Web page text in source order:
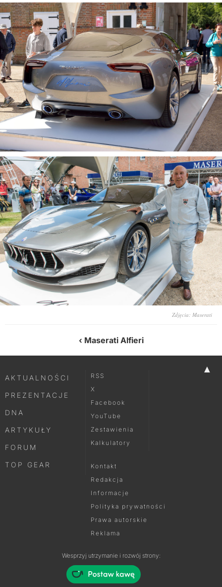
Zdjęcia: Maserati
Maserati Alfieri
▲
AKTUALNOŚCI
PREZENTACJE
DNA
ARTYKUŁY
FORUM
TOP GEAR
RSS
X
Facebook
YouTube
Zestawienia
Kalkulatory
Kontakt
Redakcja
Informacje
Polityka prywatności
Prawa autorskie
Reklama
Wesprzyj utrzymanie i rozwój strony: